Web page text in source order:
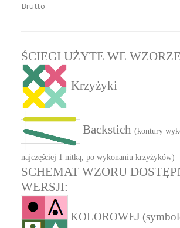
Brutto
ŚCIEGI UŻYTE WE WZORZE
Krzyżyki
Backstich (kontury
najczęściej 1 nitką, po wykonaniu krzyżyków)
SCHEMAT WZORU
WERSJI:
KOLOROWEJ